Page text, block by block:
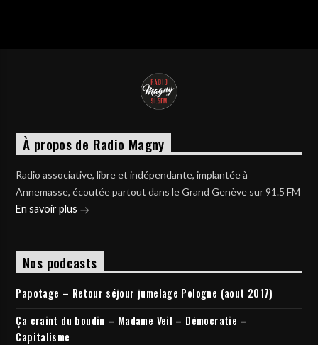
À propos de Radio Magny
Radio associative, libre et indépendante, implantée à
Annemasse, écoutée partout dans le Grand Genève sur 91.5 FM
En savoir plus
Nos podcasts
Papotage – Retour séjour jumelage Pologne (aout 2017)
Ça craint du boudin – Madame Veil – Démocratie –
Capitalisme